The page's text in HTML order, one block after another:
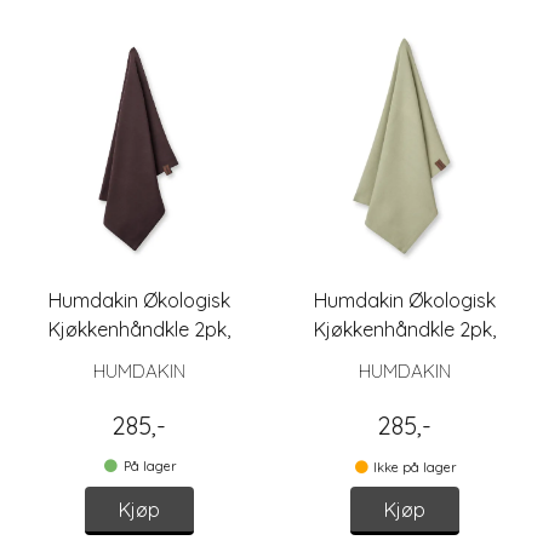
Humdakin Økologisk
Kjøkkenhåndkle 2pk,
HUMDAKIN
285,-
På lager
Kjøp
Humdakin Økologisk
Kjøkkenhåndkle 2pk,
HUMDAKIN
285,-
Ikke på lager
Kjøp